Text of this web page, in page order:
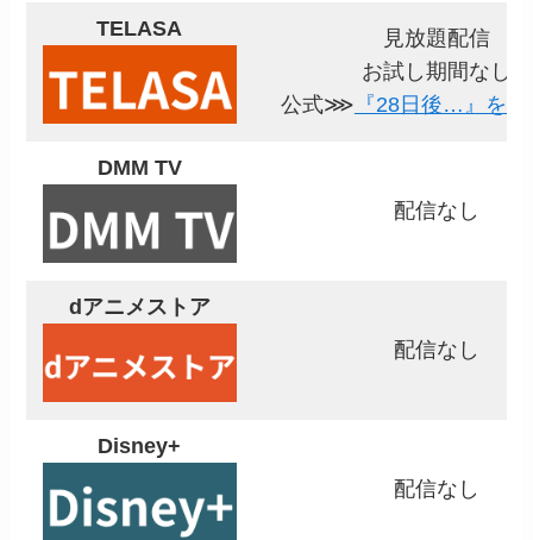
TELASA
見放題配信
お試し期間なし
公式⋙ 『28日後…』を
DMM TV
配信なし
dアニメストア
配信なし
Disney+
配信なし